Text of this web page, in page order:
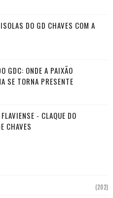
DO GD CHAVES COM A
GDC: ONDE A PAIXÃO
SE TORNA PRESENTE
- CLAQUE DO
CHAVES
(202)